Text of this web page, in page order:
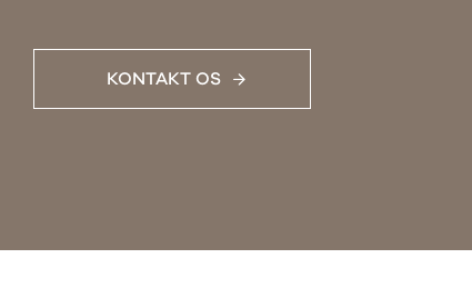
KONTAKT OS